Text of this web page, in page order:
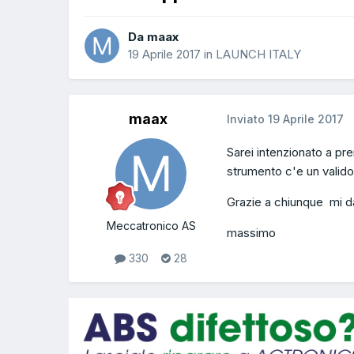
Da maax
19 Aprile 2017 in LAUNCH ITALY
maax
Meccatronico AS
330 28
Inviato 19 Aprile 2017
Sarei intenzionato a
strumento c'e un
Grazie a chiunque mi
massimo